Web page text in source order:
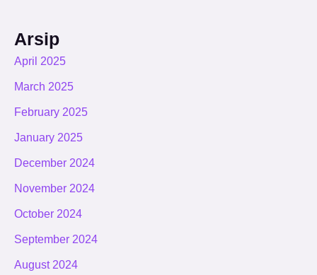
Arsip
April 2025
March 2025
February 2025
January 2025
December 2024
November 2024
October 2024
September 2024
August 2024